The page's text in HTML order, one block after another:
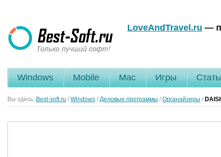
LoveAndTravel.ru —
Windows Mobile Mac Игры
Вы здесь: Best-soft.ru / Windows / Деловые программы / Органайзеры /